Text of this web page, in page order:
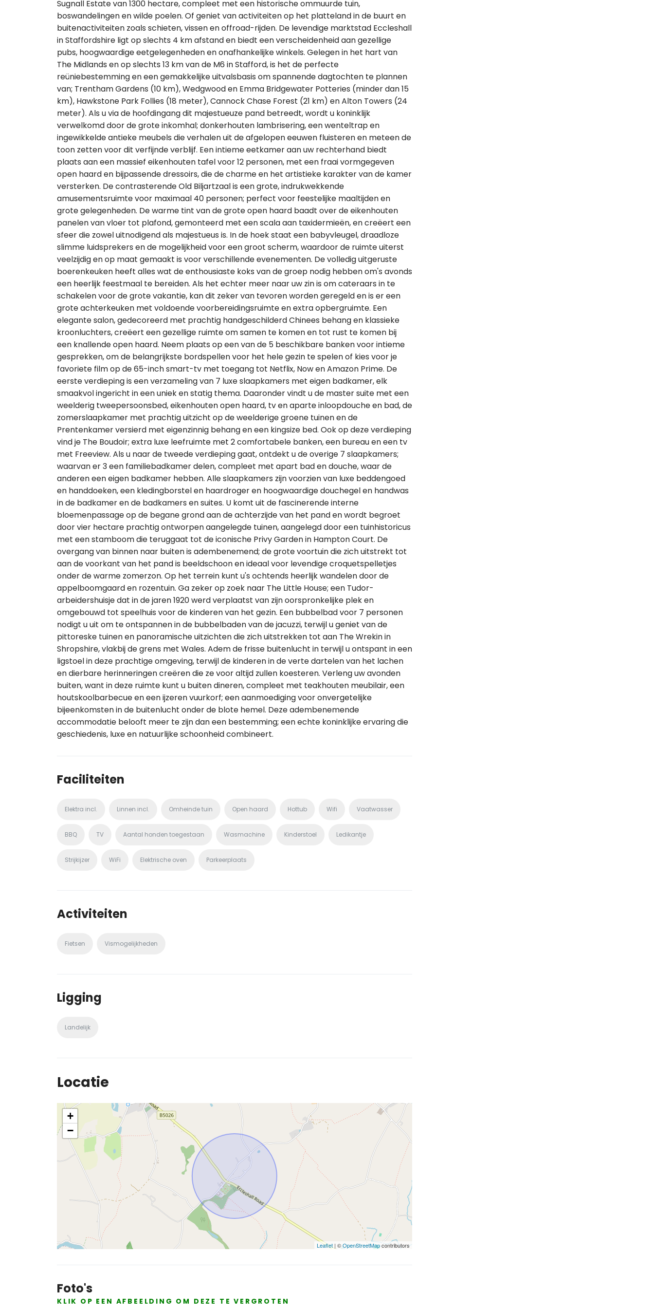
Sugnall Estate van 1300 hectare, compleet met een historische ommuurde tuin,
boswandelingen en wilde poelen. Of geniet van activiteiten op het platteland in de buurt en
buitenactiviteiten zoals schieten, vissen en offroad-rijden. De levendige marktstad Eccleshall
in Staffordshire ligt op slechts 4 km afstand en biedt een verscheidenheid aan gezellige
pubs, hoogwaardige eetgelegenheden en onafhankelijke winkels. Gelegen in het hart van
The Midlands en op slechts 13 km van de M6 in Stafford, is het de perfecte
reüniebestemming en een gemakkelijke uitvalsbasis om spannende dagtochten te plannen
van; Trentham Gardens (10 km), Wedgwood en Emma Bridgewater Potteries (minder dan 15
km), Hawkstone Park Follies (18 meter), Cannock Chase Forest (21 km) en Alton Towers (24
meter). Als u via de hoofdingang dit majestueuze pand betreedt, wordt u koninklijk
verwelkomd door de grote inkomhal; donkerhouten lambrisering, een wenteltrap en
ingewikkelde antieke meubels die verhalen uit de afgelopen eeuwen fluisteren en meteen de
toon zetten voor dit verfijnde verblijf. Een intieme eetkamer aan uw rechterhand biedt
plaats aan een massief eikenhouten tafel voor 12 personen, met een fraai vormgegeven
open haard en bijpassende dressoirs, die de charme en het artistieke karakter van de kamer
versterken. De contrasterende Old Biljartzaal is een grote, indrukwekkende
amusementsruimte voor maximaal 40 personen; perfect voor feestelijke maaltijden en
grote gelegenheden. De warme tint van de grote open haard baadt over de eikenhouten
panelen van vloer tot plafond, gemonteerd met een scala aan taxidermieën, en creëert een
sfeer die zowel uitnodigend als majestueus is. In de hoek staat een babyvleugel, draadloze
slimme luidsprekers en de mogelijkheid voor een groot scherm, waardoor de ruimte uiterst
veelzijdig en op maat gemaakt is voor verschillende evenementen. De volledig uitgeruste
boerenkeuken heeft alles wat de enthousiaste koks van de groep nodig hebben om's avonds
een heerlijk feestmaal te bereiden. Als het echter meer naar uw zin is om cateraars in te
schakelen voor de grote vakantie, kan dit zeker van tevoren worden geregeld en is er een
grote achterkeuken met voldoende voorbereidingsruimte en extra opbergruimte. Een
elegante salon, gedecoreerd met prachtig handgeschilderd Chinees behang en klassieke
kroonluchters, creëert een gezellige ruimte om samen te komen en tot rust te komen bij
een knallende open haard. Neem plaats op een van de 5 beschikbare banken voor intieme
gesprekken, om de belangrijkste bordspellen voor het hele gezin te spelen of kies voor je
favoriete film op de 65-inch smart-tv met toegang tot Netflix, Now en Amazon Prime. De
eerste verdieping is een verzameling van 7 luxe slaapkamers met eigen badkamer, elk
smaakvol ingericht in een uniek en statig thema. Daaronder vindt u de master suite met een
weelderig tweepersoonsbed, eikenhouten open haard, tv en aparte inloopdouche en bad, de
zomerslaapkamer met prachtig uitzicht op de weelderige groene tuinen en de
Prentenkamer versierd met eigenzinnig behang en een kingsize bed. Ook op deze verdieping
vind je The Boudoir; extra luxe leefruimte met 2 comfortabele banken, een bureau en een tv
met Freeview. Als u naar de tweede verdieping gaat, ontdekt u de overige 7 slaapkamers;
waarvan er 3 een familiebadkamer delen, compleet met apart bad en douche, waar de
anderen een eigen badkamer hebben. Alle slaapkamers zijn voorzien van luxe beddengoed
en handdoeken, een kledingborstel en haardroger en hoogwaardige douchegel en handwas
in de badkamer en de badkamers en suites. U komt uit de fascinerende interne
bloemenpassage op de begane grond aan de achterzijde van het pand en wordt begroet
door vier hectare prachtig ontworpen aangelegde tuinen, aangelegd door een tuinhistoricus
met een stamboom die teruggaat tot de iconische Privy Garden in Hampton Court. De
overgang van binnen naar buiten is adembenemend; de grote voortuin die zich uitstrekt tot
aan de voorkant van het pand is beeldschoon en ideaal voor levendige croquetspelletjes
onder de warme zomerzon. Op het terrein kunt u's ochtends heerlijk wandelen door de
appelboomgaard en rozentuin. Ga zeker op zoek naar The Little House; een Tudor-
arbeidershuisje dat in de jaren 1920 werd verplaatst van zijn oorspronkelijke plek en
omgebouwd tot speelhuis voor de kinderen van het gezin. Een bubbelbad voor 7 personen
nodigt u uit om te ontspannen in de bubbelbaden van de jacuzzi, terwijl u geniet van de
pittoreske tuinen en panoramische uitzichten die zich uitstrekken tot aan The Wrekin in
Shropshire, vlakbij de grens met Wales. Adem de frisse buitenlucht in terwijl u ontspant in een
ligstoel in deze prachtige omgeving, terwijl de kinderen in de verte dartelen van het lachen
en dierbare herinneringen creëren die ze voor altijd zullen koesteren. Verleng uw avonden
buiten, want in deze ruimte kunt u buiten dineren, compleet met teakhouten meubilair, een
houtskoolbarbecue en een ijzeren vuurkorf; een aanmoediging voor onvergetelijke
bijeenkomsten in de buitenlucht onder de blote hemel. Deze adembenemende
accommodatie belooft meer te zijn dan een bestemming; een echte koninklijke ervaring die
geschiedenis, luxe en natuurlijke schoonheid combineert.
Faciliteiten
Elektra incl. Linnen incl. Omheinde tuin Open haard Hottub Wifi Vaatwasser
BBQ TV Aantal honden toegestaan Wasmachine Kinderstoel Ledikantje
Strijkijzer WiFi Elektrische oven Parkeerplaats
Activiteiten
Fietsen Vismogelijkheden
Ligging
Landelijk
Locatie
+
−
Leaflet | ©OpenStreetMapcontributors
Foto's
KLIK OP EEN AFBEELDING OM DEZE TE VERGROTEN